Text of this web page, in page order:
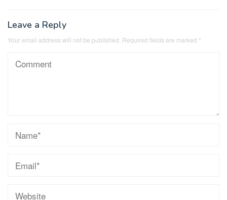
Leave a Reply
Your email address will not be published. Required fields are marked *